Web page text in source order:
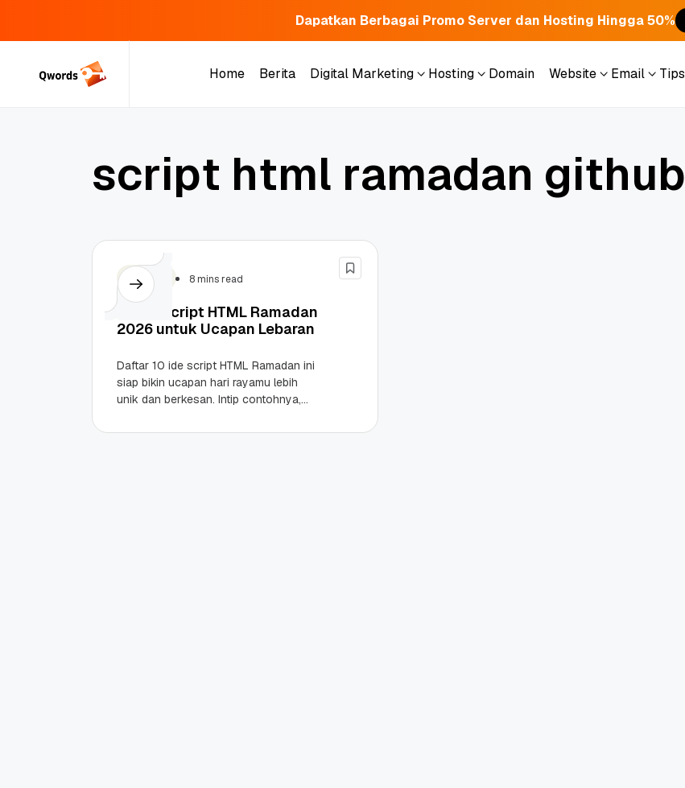
Dapatkan Berbagai Promo Server dan Hosting Hingga 50%
Home
Berita
Digital Marketing
Hosting
Domain
Website
Email
Tips
script html ramadan github
Tutorial 8 mins read
10 Ide Script HTML Ramadan
2026 untuk Ucapan Lebaran
Daftar 10 ide script HTML Ramadan ini
siap bikin ucapan hari rayamu lebih
unik dan berkesan. Intip contohnya,
Highlights HTML...